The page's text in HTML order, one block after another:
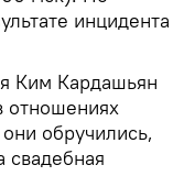
инцидента
Ким Кардашьян
отношениях
обручились,
свадебная